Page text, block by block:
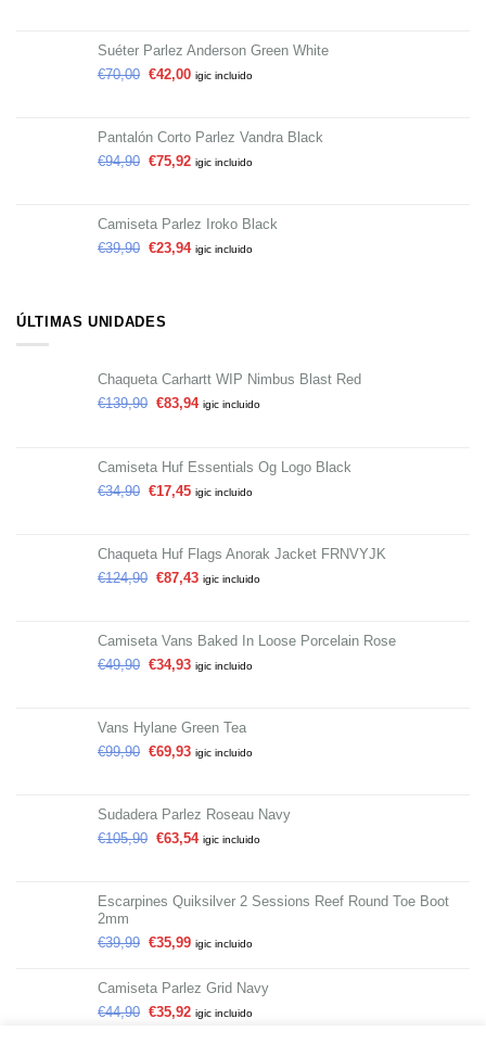
Suéter Parlez Anderson Green White
€70,00 €42,00 igic incluido
Pantalón Corto Parlez Vandra Black
€94,90 €75,92 igic incluido
Camiseta Parlez Iroko Black
€39,90 €23,94 igic incluido
ÚLTIMAS UNIDADES
Chaqueta Carhartt WIP Nimbus Blast Red
€139,90 €83,94 igic incluido
Camiseta Huf Essentials Og Logo Black
€34,90 €17,45 igic incluido
Chaqueta Huf Flags Anorak Jacket FRNVYJK
€124,90 €87,43 igic incluido
Camiseta Vans Baked In Loose Porcelain Rose
€49,90 €34,93 igic incluido
Vans Hylane Green Tea
€99,90 €69,93 igic incluido
Sudadera Parlez Roseau Navy
€105,90 €63,54 igic incluido
Escarpines Quiksilver 2 Sessions Reef Round Toe Boot
2mm
€39,99 €35,99 igic incluido
Camiseta Parlez Grid Navy
€44,90 €35,92 igic incluido